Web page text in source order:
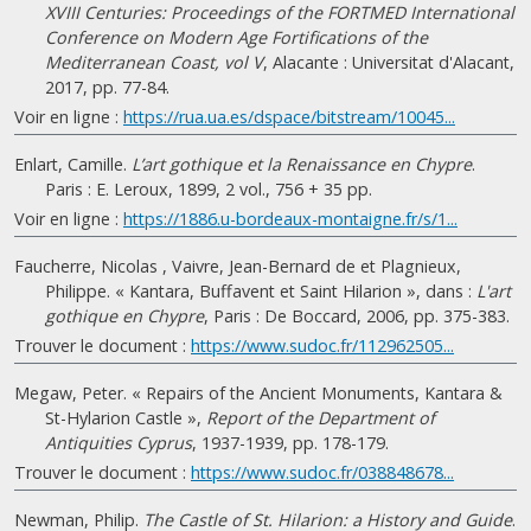
XVIII Centuries: Proceedings of the FORTMED International
Conference on Modern Age Fortifications of the
Mediterranean Coast, vol V, Alacante : Universitat d'Alacant,
2017, pp. 77-84.
Voir en ligne : https://rua.ua.es/dspace/bitstream/10045...
Enlart, Camille. L’art gothique et la Renaissance en Chypre.
Paris : E. Leroux, 1899, 2 vol., 756 + 35 pp.
Voir en ligne : https://1886.u-bordeaux-montaigne.fr/s/1...
Faucherre, Nicolas , Vaivre, Jean-Bernard de et Plagnieux,
Philippe. « Kantara, Buffavent et Saint Hilarion », dans : L'art
gothique en Chypre, Paris : De Boccard, 2006, pp. 375-383.
Trouver le document : https://www.sudoc.fr/112962505...
Megaw, Peter. « Repairs of the Ancient Monuments, Kantara &
St-Hylarion Castle », Report of the Department of
Antiquities Cyprus, 1937-1939, pp. 178-179.
Trouver le document : https://www.sudoc.fr/038848678...
Newman, Philip. The Castle of St. Hilarion: a History and Guide.